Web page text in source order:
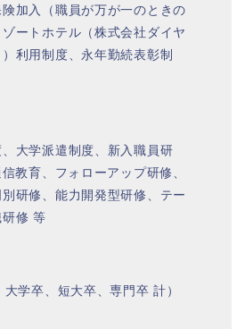
加入（職員が万が一のときの
ートホテル（株式会社ダイヤ
利用制度、永年勤続表彰制
大学派遣制度、新入職員研
教育、フォローアップ研修、
研修、能力開発型研修、テー
修 等
学卒、短大卒、専門卒 計）